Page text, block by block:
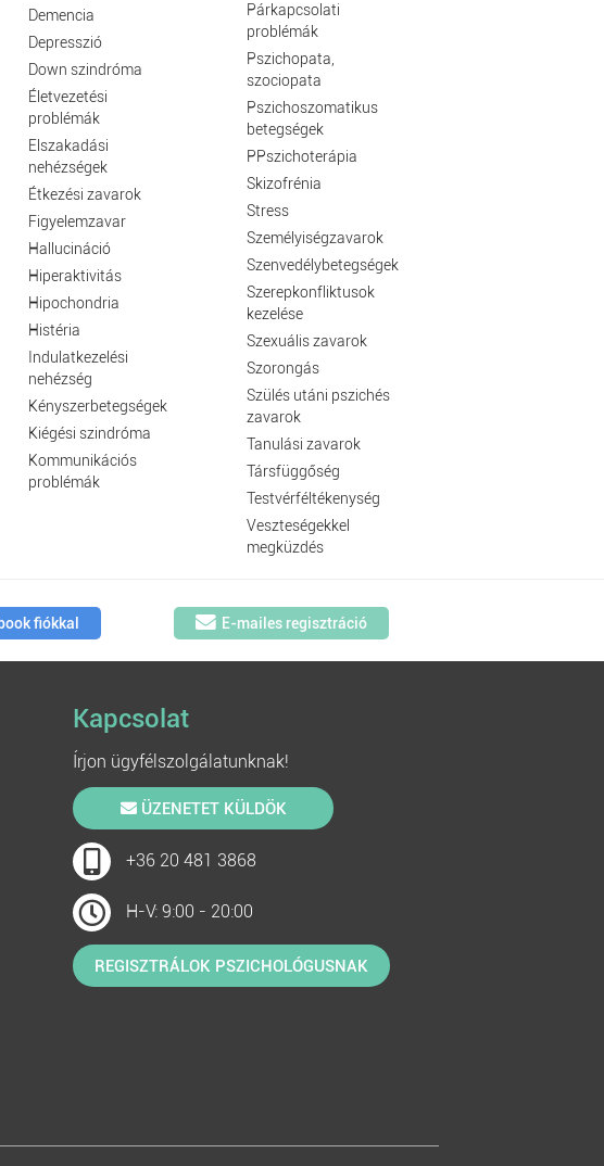
Demencia
Depresszió
Down szindróma
Életvezetési
problémák
Elszakadási
nehézségek
Étkezési zavarok
Figyelemzavar
Hallucináció
Hiperaktivitás
Hipochondria
Histéria
Indulatkezelési
nehézség
Kényszerbetegségek
Kiégési szindróma
Kommunikációs
problémák
Párkapcsolati
problémák
Pszichopata,
szociopata
Pszichoszomatikus
betegségek
PPszichoterápia
Skizofrénia
Stress
Személyiségzavarok
Szenvedélybetegségek
Szerepkonfliktusok
kezelése
Szexuális zavarok
Szorongás
Szülés utáni pszichés
zavarok
Tanulási zavarok
Társfüggőség
Testvérféltékenység
Veszteségekkel
megküzdés
fiókkal E-mailes regisztráció
Kapcsolat
Írjon ügyfélszolgálatunknak!
ÜZENETET KÜLDÖK
+36 20 481 3868
H-V: 9:00 - 20:00
REGISZTRÁLOK PSZICHOLÓGUSNAK